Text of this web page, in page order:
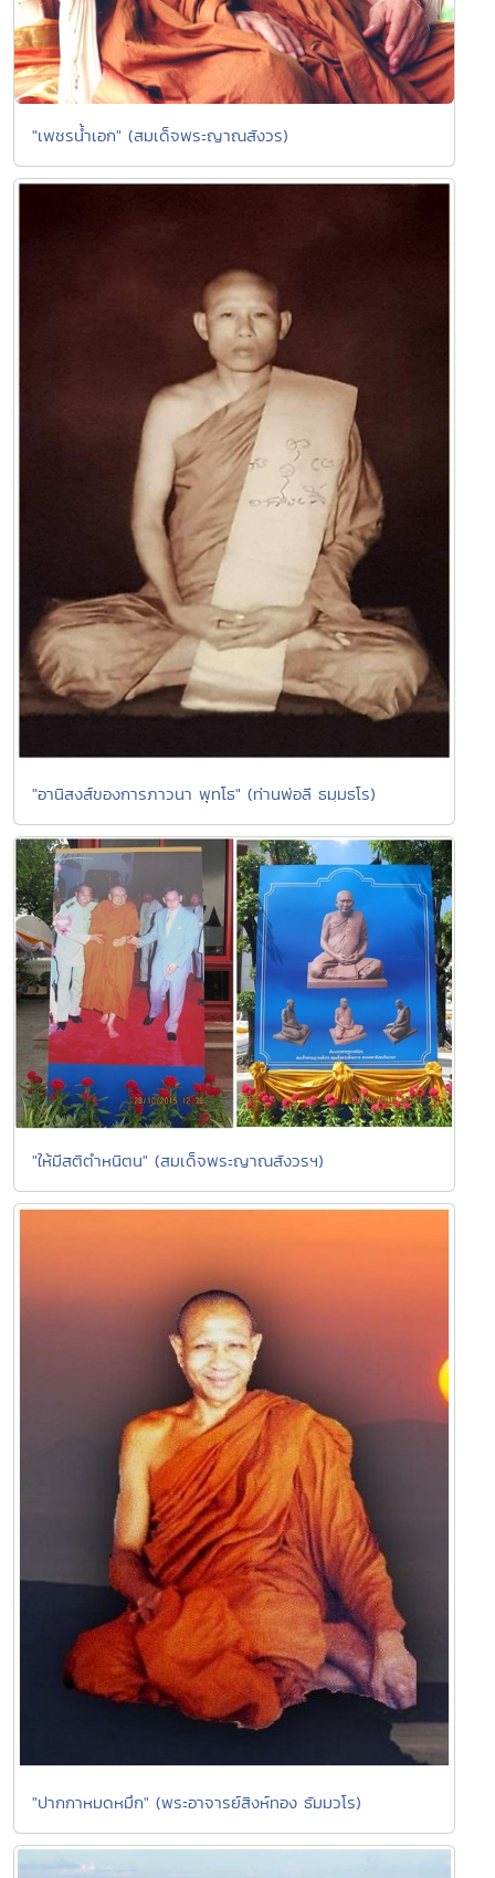
"เพชรน้ำเอก" (สมเด็จพระญาณสังวร)
"อานิสงส์ของการภาวนา พุทโธ" (ท่านพ่อลี ธมฺมธโร)
"ให้มีสติตำหนิตน" (สมเด็จพระญาณสังวรฯ)
"ปากกาหมดหมึก" (พระอาจารย์สิงห์ทอง ธัมมวโร)